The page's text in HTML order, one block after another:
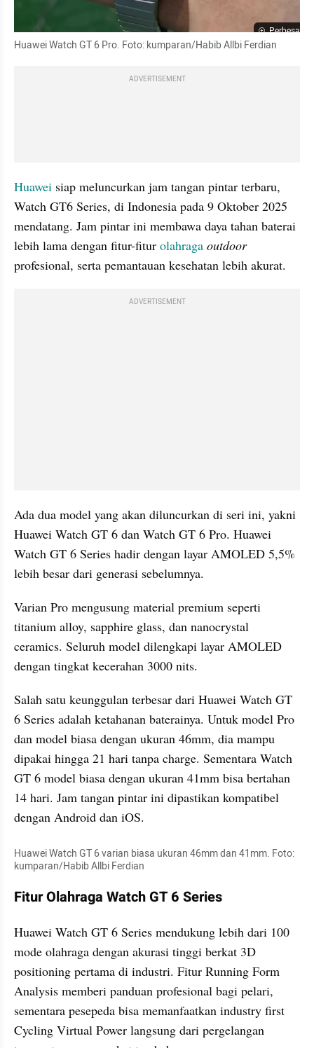
Perbesar
Huawei Watch GT 6 Pro. Foto: kumparan/Habib Allbi Ferdian
ADVERTISEMENT
Huawei siap meluncurkan jam tangan pintar terbaru,
Watch GT6 Series, di Indonesia pada 9 Oktober 2025
mendatang. Jam pintar ini membawa daya tahan baterai
lebih lama dengan fitur-fitur olahraga
outdoor
profesional, serta pemantauan kesehatan lebih akurat.
ADVERTISEMENT
Ada dua model yang akan diluncurkan di seri ini, yakni
Huawei Watch GT 6 dan Watch GT 6 Pro. Huawei
Watch GT 6 Series hadir dengan layar AMOLED 5,5%
lebih besar dari generasi sebelumnya.
Varian Pro mengusung material premium seperti
titanium alloy, sapphire glass, dan nanocrystal
ceramics. Seluruh model dilengkapi layar AMOLED
dengan tingkat kecerahan 3000 nits.
Salah satu keunggulan terbesar dari Huawei Watch GT
6 Series adalah ketahanan baterainya. Untuk model Pro
dan model biasa dengan ukuran 46mm, dia mampu
dipakai hingga 21 hari tanpa charge. Sementara Watch
GT 6 model biasa dengan ukuran 41mm bisa bertahan
14 hari. Jam tangan pintar ini dipastikan kompatibel
dengan Android dan iOS.
Huawei Watch GT 6 varian biasa ukuran 46mm dan 41mm. Foto:
kumparan/Habib Allbi Ferdian
Fitur Olahraga Watch GT 6 Series
Huawei Watch GT 6 Series mendukung lebih dari 100
mode olahraga dengan akurasi tinggi berkat 3D
positioning pertama di industri. Fitur Running Form
Analysis memberi panduan profesional bagi pelari,
sementara pesepeda bisa memanfaatkan industry first
Cycling Virtual Power langsung dari pergelangan